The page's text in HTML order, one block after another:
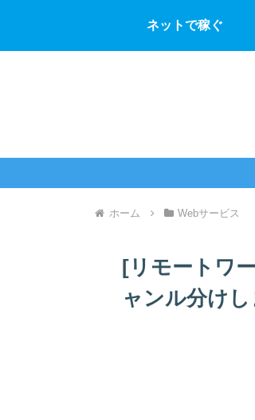
ネットで稼ぐ
ホーム Webサービス
[リモートワ
ャンル分け